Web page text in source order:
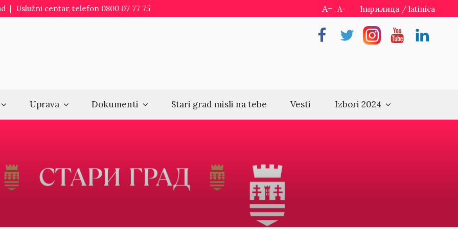
| Uslužni centar, telefon 0800 07 77 75 A+ A- ћирилица / latinica
FacebookTwitterInstragramYoutubeLinkedin
Uprava Dokumenti Stari grad misli na tebe Vesti Izbori 2024